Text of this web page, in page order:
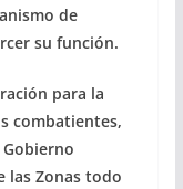
de
su función.
para la
combatientes,
Gobierno
las Zonas todo